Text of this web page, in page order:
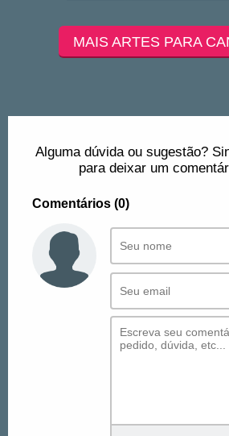
MAIS ARTES PARA
Alguma dúvida ou sugestão?
para deixar um
Comentários (0)